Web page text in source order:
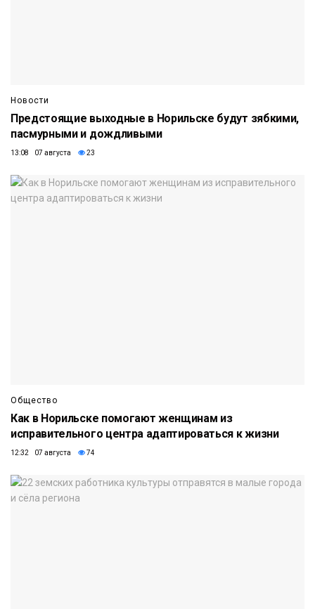
Новости
Предстоящие выходные в Норильске будут зябкими,
пасмурными и дождливыми
13:08 07 августа 23
Общество
Как в Норильске помогают женщинам из
исправительного центра адаптироваться к жизни
12:32 07 августа 74